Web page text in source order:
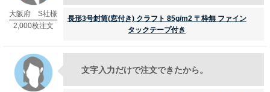
レスタス
名入れカレンダー製作所
大阪府 S社様
2,000枚注文
長形3号封筒(窓付き) クラフト 85g/m2 〒枠無 ファイン
タックテープ付き
文字入力だけで注文できたから。